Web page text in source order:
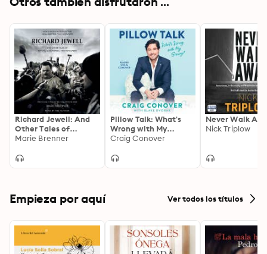
Richard Jewell: And
Other Tales of
Heroes, Scoundrels,
Marie Brenner
Pillow Talk: What's
Wrong with My
Sewing?
Craig Conover
Never Walk
Nick Triplow
Empieza por aquí Ver todos los títulos